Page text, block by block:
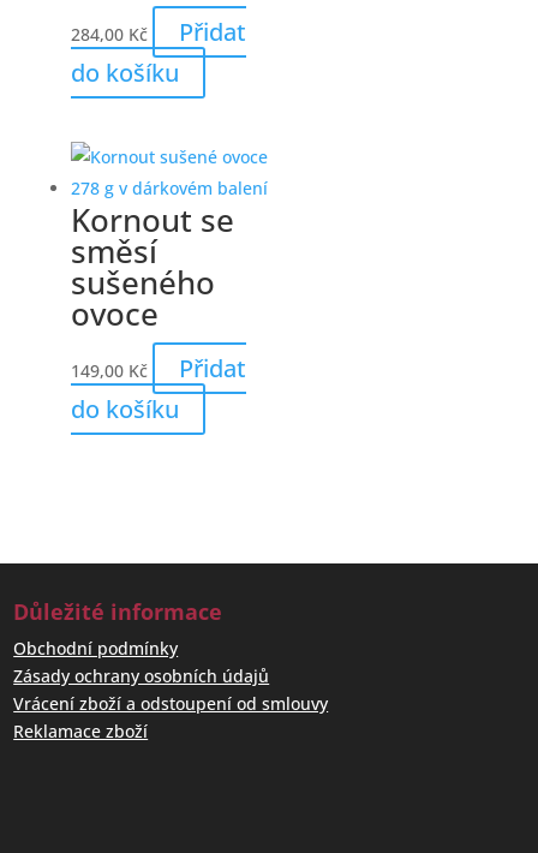
284,00 Kč
Přidat
do košíku
Kornout se
směsí
sušeného
ovoce
149,00 Kč
Přidat
do košíku
Důležité informace
Obchodní podmínky
Zásady ochrany osobních údajů
Vrácení zboží a odstoupení od smlouvy
Reklamace zboží